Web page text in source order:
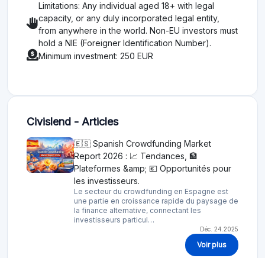
Limitations: Any individual aged 18+ with legal
capacity, or any duly incorporated legal entity,
from anywhere in the world. Non-EU investors must
hold a NIE (Foreigner Identification Number).
Minimum investment: 250 EUR
Civislend - Articles
🇪🇸 Spanish Crowdfunding Market
Report 2026 : 📈 Tendances, 🏦
Plateformes &amp; 💶 Opportunités pour
les investisseurs.
Le secteur du crowdfunding en Espagne est
une partie en croissance rapide du paysage de
la finance alternative, connectant les
investisseurs particul…
Déc. 24.2025
Voir plus